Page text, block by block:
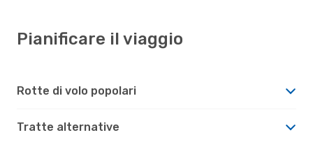
Pianificare il viaggio
Rotte di volo popolari
Tratte alternative